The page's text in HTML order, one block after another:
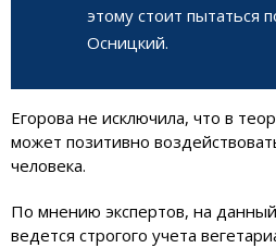
этому стоит пытаться
Осницкий.
Егорова не исключила, что в
может позитивно
человека.
По мнению экспертов, на
ведется строгого учета